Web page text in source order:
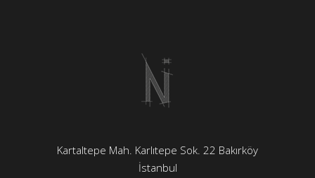
Kartaltepe Mah. Karlıtepe Sok. 22 Bakırköy
İstanbul